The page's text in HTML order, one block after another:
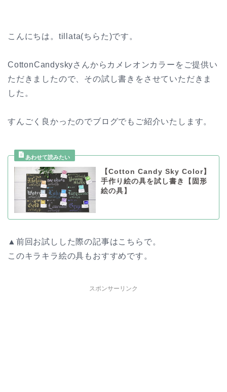
こんにちは。tillata(ちらた)です。
CottonCandyskyさんからカメレオンカラーをご提供い
ただきましたので、その試し書きをさせていただきま
した。
すんごく良かったのでブログでもご紹介いたします。
【Cotton Candy Sky Color】
手作り絵の具を試し書き【固形
絵の具】
▲前回お試しした際の記事はこちらで。
このキラキラ絵の具もおすすめです。
スポンサーリンク